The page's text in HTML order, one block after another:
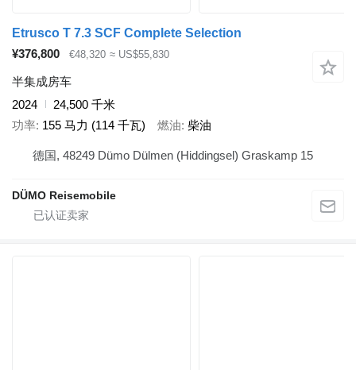
Etrusco T 7.3 SCF Complete Selection
¥376,800
€48,320 ≈ US$55,830
半集成房车
2024
24,500 千米
功率 155 马力 (114 千瓦) 燃油 柴油
德国, 48249 Dümo Dülmen (Hiddingsel) Graskamp 15
DÜMO Reisemobile